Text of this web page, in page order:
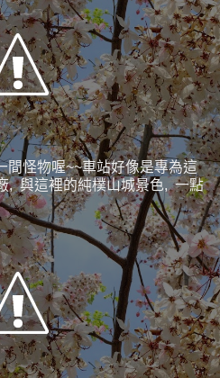
間怪物喔~~車站好像是專為這
, 與這裡的純樸山城景色, 一點